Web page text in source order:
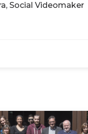
Social Videomaker